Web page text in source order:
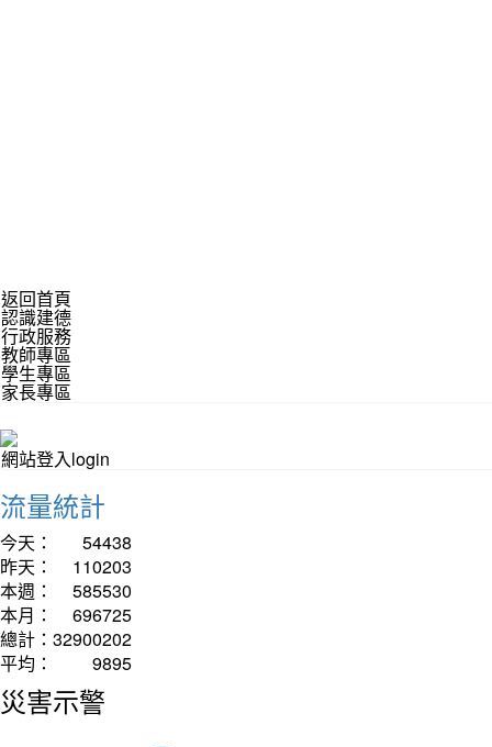
返回首頁
認識建德
行政服務
教師專區
學生專區
家長專區
網站登入login
流量統計
今天：
54438
昨天：
110203
本週：
585530
本月：
696725
總計： 32900202
平均：
9895
災害示警